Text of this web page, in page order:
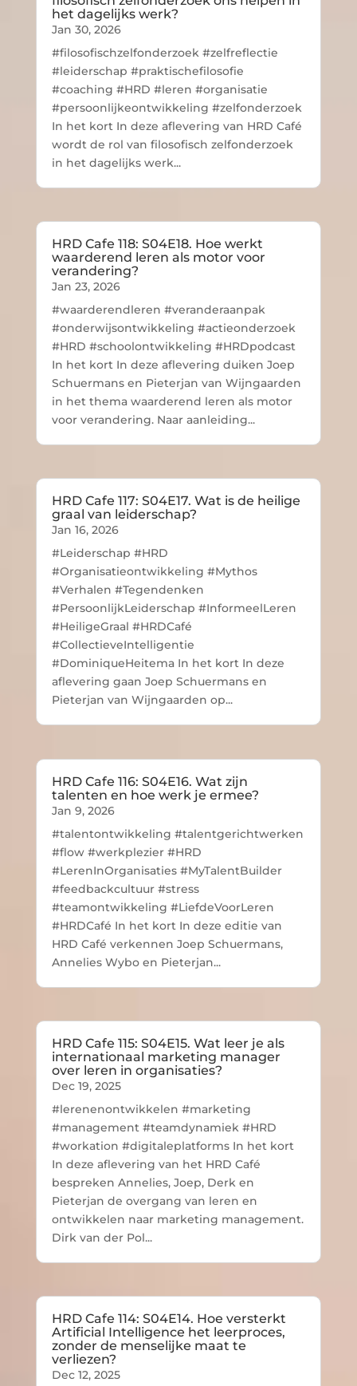
het dagelijks werk?
Jan 30, 2026
#filosofischzelfonderzoek #zelfreflectie
#leiderschap #praktischefilosofie
#coaching #HRD #leren #organisatie
#persoonlijkeontwikkeling #zelfonderzoek
In het kort In deze aflevering van HRD Café
wordt de rol van filosofisch zelfonderzoek
in het dagelijks werk...
HRD Cafe 118: S04E18. Hoe werkt
waarderend leren als motor voor
verandering?
Jan 23, 2026
#waarderendleren #veranderaanpak
#onderwijsontwikkeling #actieonderzoek
#HRD #schoolontwikkeling #HRDpodcast
In het kort In deze aflevering duiken Joep
Schuermans en Pieterjan van Wijngaarden
in het thema waarderend leren als motor
voor verandering. Naar aanleiding...
HRD Cafe 117: S04E17. Wat is de heilige
graal van leiderschap?
Jan 16, 2026
#Leiderschap #HRD
#Organisatieontwikkeling #Mythos
#Verhalen #Tegendenken
#PersoonlijkLeiderschap #InformeelLeren
#HeiligeGraal #HRDCafé
#CollectieveIntelligentie
#DominiqueHeitema In het kort In deze
aflevering gaan Joep Schuermans en
Pieterjan van Wijngaarden op...
HRD Cafe 116: S04E16. Wat zijn
talenten en hoe werk je ermee?
Jan 9, 2026
#talentontwikkeling #talentgerichtwerken
#flow #werkplezier #HRD
#LerenInOrganisaties #MyTalentBuilder
#feedbackcultuur #stress
#teamontwikkeling #LiefdeVoorLeren
#HRDCafé In het kort In deze editie van
HRD Café verkennen Joep Schuermans,
Annelies Wybo en Pieterjan...
HRD Cafe 115: S04E15. Wat leer je als
internationaal marketing manager
over leren in organisaties?
Dec 19, 2025
#lerenenontwikkelen #marketing
#management #teamdynamiek #HRD
#workation #digitaleplatforms In het kort
In deze aflevering van het HRD Café
bespreken Annelies, Joep, Derk en
Pieterjan de overgang van leren en
ontwikkelen naar marketing management.
Dirk van der Pol...
HRD Cafe 114: S04E14. Hoe versterkt
Artificial Intelligence het leerproces,
zonder de menselijke maat te
verliezen?
Dec 12, 2025